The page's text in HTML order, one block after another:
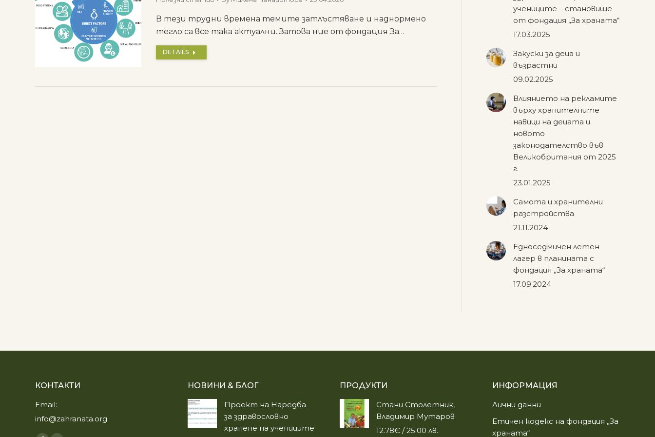
В тези трудни времена темите затлъстяване и наднормено
тегло са все така актуални. Затова ние от фондация За…
DETAILS
учениците – становище
от фондация „За храната“
17.03.2025
Закуски за деца и
възрастни
09.02.2025
Влиянието на рекламите
върху хранителните
навици на децата и
новото
законодателство във
Великобритания от 2025
г.
23.01.2025
Самота и хранителни
разстройства
21.11.2024
Едноседмичен летен
лагер в планината с
фондация „За храната“
17.09.2024
КОНТАКТИ
Email:
info@zahranata.org
НОВИНИ & БЛОГ
Проект на Наредба
за здравословно
хранене на учениците
ПРОДУКТИ
Стани Столетник,
Владимир Мутаров
12.78€ / 25.00 лв.
ИНФОРМАЦИЯ
Лични данни
Етичен кодекс на фондация „За
храната“